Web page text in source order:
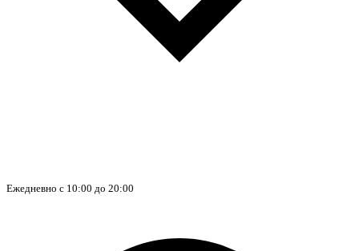
Ежедневно с 10:00 до 20:00